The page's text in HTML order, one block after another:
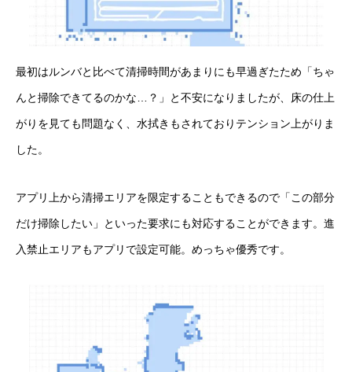
最初はルンバと比べて清掃時間があまりにも早過ぎたため「ちゃ
んと掃除できてるのかな…？」と不安になりましたが、床の仕上
がりを見ても問題なく、水拭きもされておりテンション上がりま
した。
アプリ上から清掃エリアを限定することもできるので「この部分
だけ掃除したい」といった要求にも対応することができます。進
入禁止エリアもアプリで設定可能。めっちゃ優秀です。